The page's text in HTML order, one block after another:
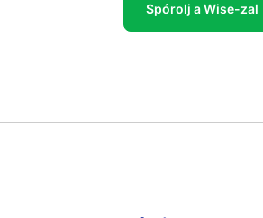
Spórolj a Wise-zal